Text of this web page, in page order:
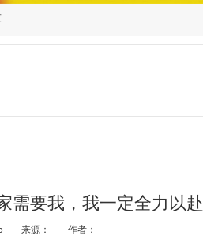
需要我，我一定全力以赴
来源： 作者：